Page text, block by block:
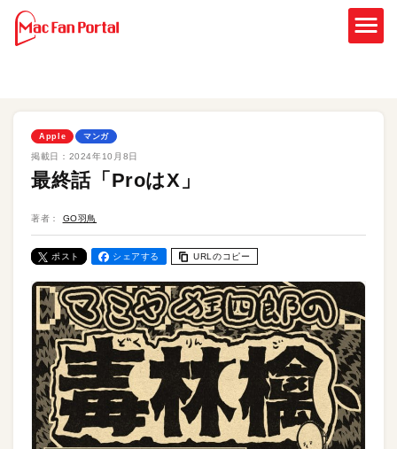
Apple マンガ
掲載日： 2024年10月8日
最終話「ProはX」
著者： GO羽鳥
ポスト シェアする URLのコピー